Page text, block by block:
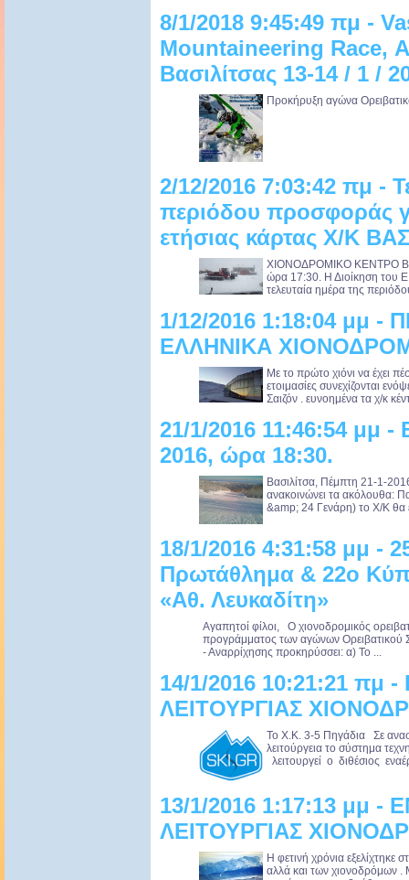
8/1/2018 9:45:49 πμ -
Mountaineering Race,
Βασιλίτσας 13-14 / 1 /
Προκήρυξη αγώνα
2/12/2016 7:03:42 πμ -
περιόδου προσφοράς
ετήσιας κάρτας Χ/Κ
ΧΙΟΝΟΔΡΟΜΙΚΟ ΚΕΝΤΡΟ
ώρα 17:30. Η Διοίκηση του
τελευταία ημέρα της
1/12/2016 1:18:04 μμ -
ΕΛΛΗΝΙΚΑ
Με το πρώτο χιόνι να έχει
ετοιμασίες συνεχίζονται
Σαιζόν . ευνοημένα τα χ/κ
21/1/2016 11:46:54 μμ -
2016, ώρα 18:30.
Βασιλίτσα, Πέμπτη 21-1-
ανακοινώνει τα ακόλουθα:
&amp; 24 Γενάρη) το Χ/Κ θα
18/1/2016 4:31:58 μμ -
Πρωτάθλημα & 22ο
«Αθ. Λευκαδίτη»
Αγαπητοί φίλοι, Ο χιονοδρομικός
προγράμματος των αγώνων Ορειβατικού
- Αναρρίχησης προκηρύσσει: α) Το ...
14/1/2016 10:21:21 πμ
ΛΕΙΤΟΥΡΓΙΑΣ
Το Χ.Κ. 3-5 Πηγάδια Σε
λειτούργεια το σύστημα
λειτουργεί ο διθέσιος
13/1/2016 1:17:13 μμ
ΛΕΙΤΟΥΡΓΙΑΣ
Η φετινή χρόνια εξελίχτηκε
αλλά και των χιονοδρόμων .